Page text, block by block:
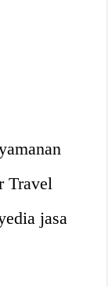
Travel
jasa